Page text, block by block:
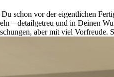
schon vor der eigentlichen
– detailgetreu und in Deinen
aber mit viel